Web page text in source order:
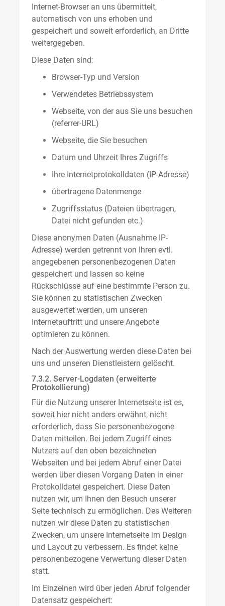
Internet-Browser an uns übermittelt,
automatisch von uns erhoben und
gespeichert und soweit erforderlich, an Dritte
weitergegeben.
Diese Daten sind:
Browser-Typ und Version
Verwendetes Betriebssystem
Webseite, von der aus Sie uns besuchen
(referrer-URL)
Webseite, die Sie besuchen
Datum und Uhrzeit Ihres Zugriffs
Ihre Internetprotokolldaten (IP-Adresse)
übertragene Datenmenge
Zugriffsstatus (Dateien übertragen,
Datei nicht gefunden etc.)
Diese anonymen Daten (Ausnahme IP-
Adresse) werden getrennt von Ihren evtl.
angegebenen personenbezogenen Daten
gespeichert und lassen so keine
Rückschlüsse auf eine bestimmte Person zu.
Sie können zu statistischen Zwecken
ausgewertet werden, um unseren
Internetauftritt und unsere Angebote
optimieren zu können.
Nach der Auswertung werden diese Daten bei
uns und unseren Dienstleistern gelöscht.
7.3.2. Server-Logdaten (erweiterte
Protokollierung)
Für die Nutzung unserer Internetseite ist es,
soweit hier nicht anders erwähnt, nicht
erforderlich, dass Sie personenbezogene
Daten mitteilen. Bei jedem Zugriff eines
Nutzers auf den oben bezeichneten
Webseiten und bei jedem Abruf einer Datei
werden über diesen Vorgang Daten in einer
Protokolldatei gespeichert. Diese Daten
nutzen wir, um Ihnen den Besuch unserer
Seite technisch zu ermöglichen. Des Weiteren
nutzen wir diese Daten zu statistischen
Zwecken, um unsere Internetseite im Design
und Layout zu verbessern. Es findet keine
personenbezogene Verwertung dieser Daten
statt.
Im Einzelnen wird über jeden Abruf folgender
Datensatz gespeichert: